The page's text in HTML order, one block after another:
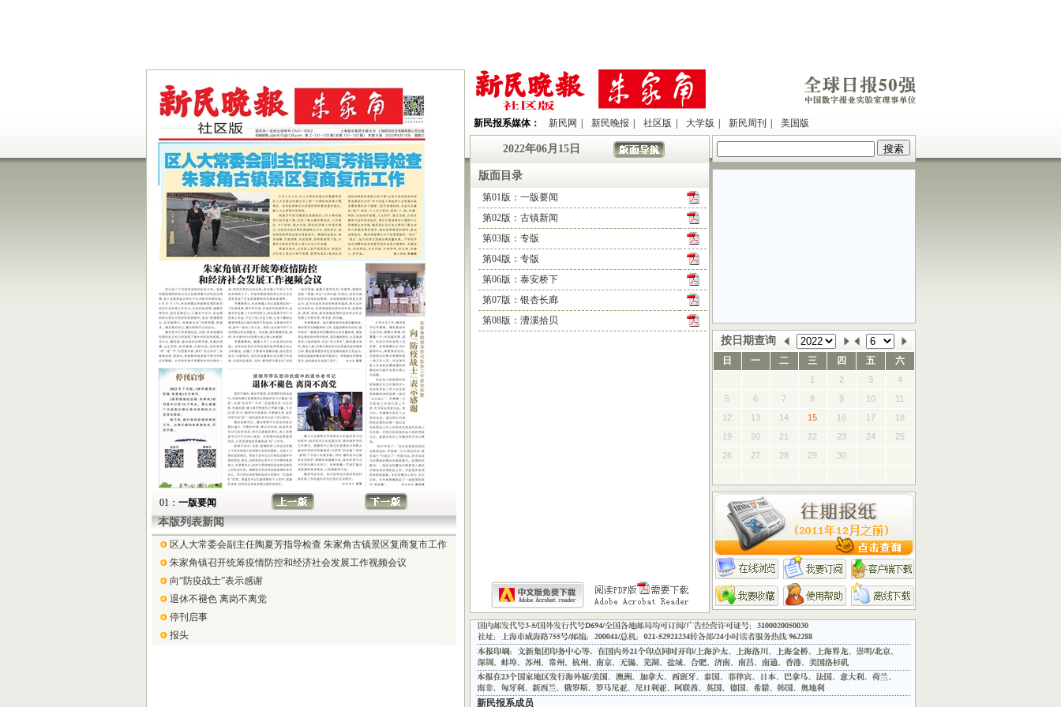
01： 一版要闻
本版列表新闻
区人大常委会副主任陶夏芳指导检查 朱家角古镇景区复商复市工作
朱家角镇召开统筹疫情防控和经济社会发展工作视频会议
向“防疫战士”表示感谢
退休不褪色 离岗不离党
停刊启事
报头
新民报系媒体： 新民网 新民晚报 社区版 大学版 新民周刊 美国版
2022年06月15日
版面目录
第01版：一版要闻
第02版：古镇新闻
第03版：专版
第04版：专版
第06版：泰安桥下
第07版：银杏长廊
第08版：漕溪拾贝
按日期查询
日 一 二 三 四 五 六
1 2 3
4
5
6 7 8 9 10
11
12
13 14 15 16 17
18
19
20 21 22 23 24
25
26
27 28 29 30